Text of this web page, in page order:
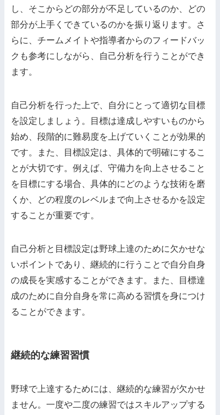
し、そこからどの部分が不足しているのか、どの
部分が上手くできているのかを振り返ります。さ
らに、チームメイトや指導者からのフィードバッ
クも参考にしながら、自己分析を行うことができ
ます。
自己分析を行った上で、自分にとって適切な目標
を設定しましょう。目標は達成しやすいものから
始め、段階的に難易度を上げていくことが効果的
です。また、目標設定は、具体的で明確にするこ
とが大切です。例えば、守備力を向上させること
を目標にする場合、具体的にどのような技術を磨
くか、どの程度のレベルまで向上させるかを設定
することが重要です。
自己分析と目標設定は野球上達のために欠かせな
いポイントであり、継続的に行うことで自分自身
の成長を実感することができます。また、目標達
成のために自分自身を常に高める習慣を身につけ
ることができます。
継続的な練習習慣
野球で上達するためには、継続的な練習が欠かせ
ません。一度や二度の練習ではスキルアップする